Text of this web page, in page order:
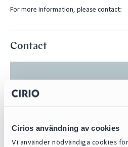
Cirios användning av cookies
Vi använder nödvändiga cookies
For more information, please contact:
Contact